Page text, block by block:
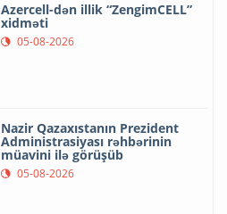
Azercell-dən illik “ZengimCELL”
xidməti
05-08-2026
Nazir Qazaxıstanın Prezident
Administrasiyası rəhbərinin
müavini ilə görüşüb
05-08-2026